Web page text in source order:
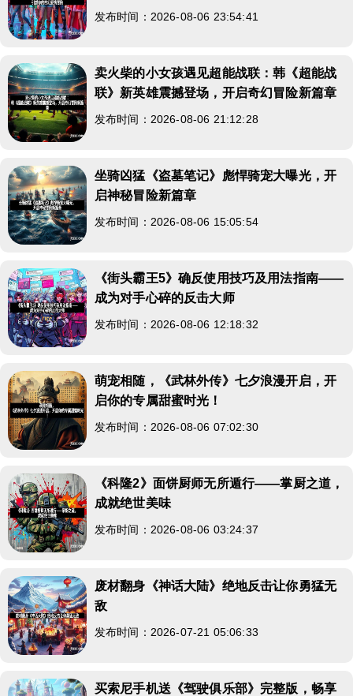
发布时间：2026-08-06 23:54:41
卖火柴的小女孩遇见超能战联：韩《超能战
联》新英雄震撼登场，开启奇幻冒险新篇章
发布时间：2026-08-06 21:12:28
坐骑凶猛《盗墓笔记》彪悍骑宠大曝光，开
启神秘冒险新篇章
发布时间：2026-08-06 15:05:54
《街头霸王5》确反使用技巧及用法指南——
成为对手心碎的反击大师
发布时间：2026-08-06 12:18:32
萌宠相随，《武林外传》七夕浪漫开启，开
启你的专属甜蜜时光！
发布时间：2026-08-06 07:02:30
《科隆2》面饼厨师无所遁行——掌厨之道，
成就绝世美味
发布时间：2026-08-06 03:24:37
废材翻身《神话大陆》绝地反击让你勇猛无
敌
发布时间：2026-07-21 05:06:33
买索尼手机送《驾驶俱乐部》完整版，畅享